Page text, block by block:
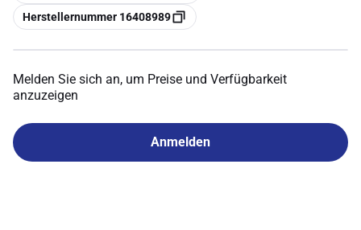
Kopieren
Herstellernummer 16408989
Melden Sie sich an, um Preise und Verfügbarkeit
anzuzeigen
Anmelden